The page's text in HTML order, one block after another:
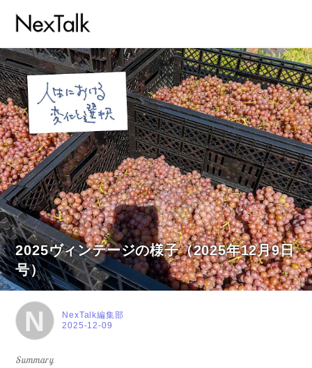
2025ヴィンテージの様子（2025年12月9日
号）
N 2025-12-09
NexTalk編集部